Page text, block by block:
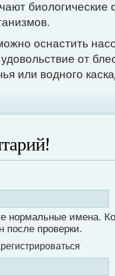
оснастить
от
или водного
нормальные имена.
после проверки.